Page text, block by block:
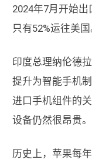
2024年7月开始
只有52%运往美国
印度总理纳伦德
提升为智能手机
进口手机组件的
设备仍然很昂贵。
历史上，苹果每